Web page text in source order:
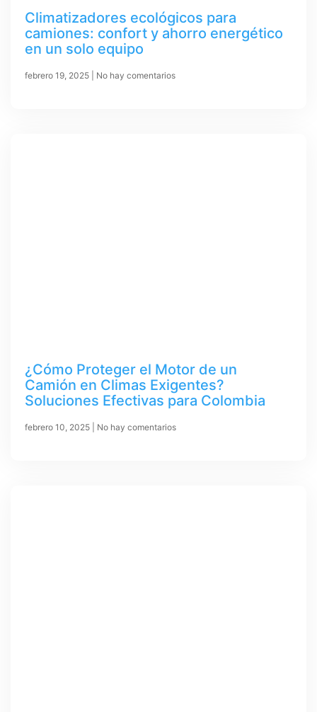
Climatizadores ecológicos para
camiones: confort y ahorro energético
en un solo equipo
febrero 19, 2025 No hay comentarios
¿Cómo Proteger el Motor de un
Camión en Climas Exigentes?
Soluciones Efectivas para Colombia
febrero 10, 2025 No hay comentarios